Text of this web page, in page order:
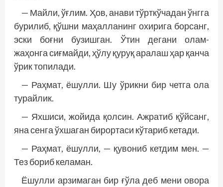
— Майли, ўғлим. Ҳов, анави тўрткўчадан ўнгга
бурилиб, қўшни маҳалланинг охирига борсанг,
эски боғни бузишган. Ўтин дегани олам-
жаҳонга сиғмайди, ҳўлу қуруқ аралаш ҳар қанча
ўрик топилади.
— Раҳмат, ёшулли. Шу ўрикни бир четга ола
турайлик.
— Яхшиси, жойида қолсин. Ажратиб қўйсанг,
яна сенга ўхшаган бирортаси кўтариб кетади.
— Раҳмат, ёшулли, — қувониб кетдим мен. —
Тез бориб келаман.
Ёшулли арзимаган бир ғўла деб мени овора